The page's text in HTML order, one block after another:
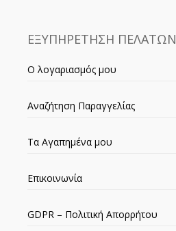
ΕΞΥΠΗΡΕΤΗΣΗ ΠΕΛΑΤΩΝ
Ο λογαριασμός μου
Αναζήτηση Παραγγελίας
Τα Αγαπημένα μου
Επικοινωνία
GDPR – Πολιτική Απορρήτου